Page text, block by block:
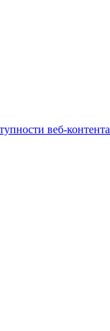
веб-контента